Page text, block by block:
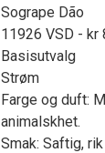
Sogrape Dão
11926 VSD - kr
Basisutvalg
Strøm
Farge og duft:
animalskhet.
Smak: Saftig,